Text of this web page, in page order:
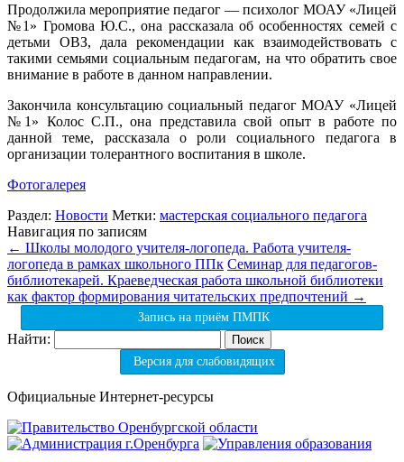
Продолжила мероприятие педагог — психолог МОАУ «Лицей
№1» Громова Ю.С., она рассказала об особенностях семей с
детьми ОВЗ, дала рекомендации как взаимодействовать с
такими семьями социальным педагогам, на что обратить свое
внимание в работе в данном направлении.
Закончила консультацию социальный педагог МОАУ «Лицей
№1» Колос С.П., она представила свой опыт в работе по
данной теме, рассказала о роли социального педагога в
организации толерантного воспитания в школе.
Фотогалерея
Раздел: Новости Метки: мастерская социального педагога
Навигация по записям
← Школы молодого учителя-логопеда. Работа учителя-
логопеда в рамках школьного ППк Семинар для педагогов-
библиотекарей. Краеведческая работа школьной библиотеки
как фактор формирования читательских предпочтений →
Запись на приём ПМПК
Найти:
Версия для слабовидящих
Официальные Интернет-ресурсы